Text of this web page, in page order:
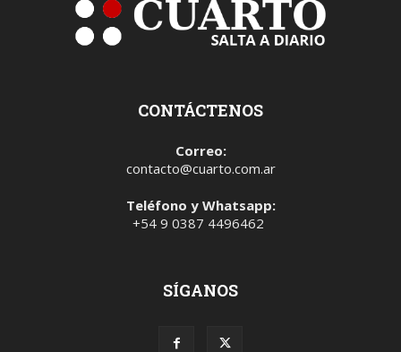
CONTÁCTENOS
Correo:
contacto@cuarto.com.ar
Teléfono y Whatsapp:
+54 9 0387 4496462
SÍGANOS